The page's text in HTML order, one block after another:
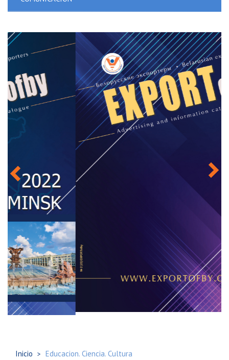
Inicio Educacion. Ciencia. Cultura